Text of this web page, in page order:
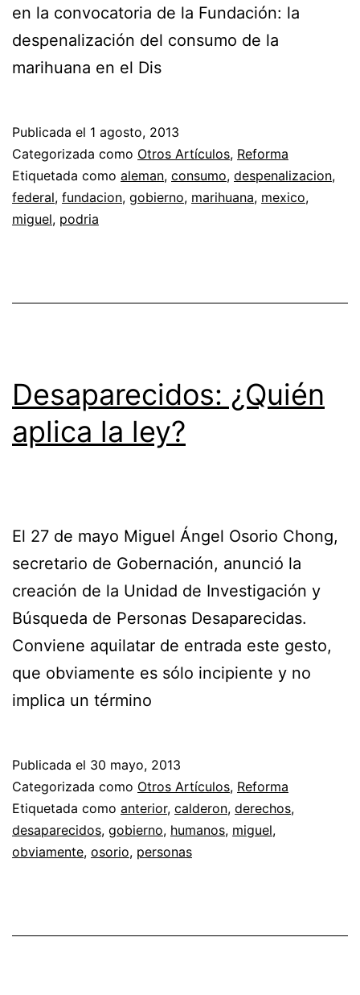
en la convocatoria de la Fundación: la
despenalización del consumo de la
marihuana en el Dis
Publicada el 1 agosto, 2013
Categorizada como Otros Artículos, Reforma
Etiquetada como aleman, consumo, despenalizacion,
federal, fundacion, gobierno, marihuana, mexico,
miguel, podria
Desaparecidos: ¿Quién
aplica la ley?
El 27 de mayo Miguel Ángel Osorio Chong,
secretario de Gobernación, anunció la
creación de la Unidad de Investigación y
Búsqueda de Personas Desaparecidas.
Conviene aquilatar de entrada este gesto,
que obviamente es sólo incipiente y no
implica un término
Publicada el 30 mayo, 2013
Categorizada como Otros Artículos, Reforma
Etiquetada como anterior, calderon, derechos,
desaparecidos, gobierno, humanos, miguel,
obviamente, osorio, personas